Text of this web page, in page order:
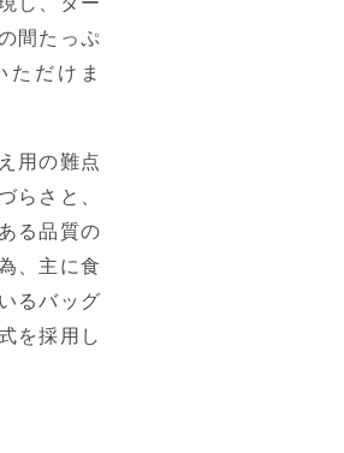
間たっぷ
ただけま
用の難点
らさと、
る品質の
、主に食
るバッグ
を採用し